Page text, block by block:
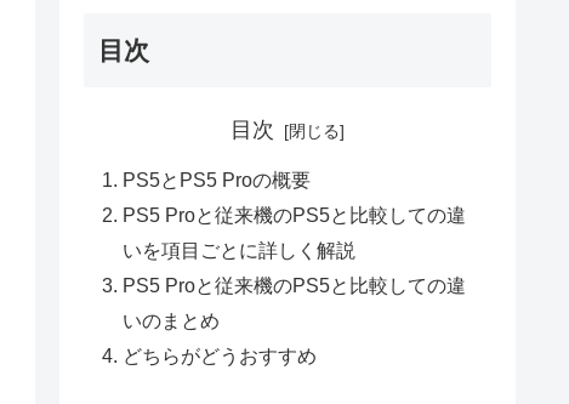
目次
目次
PS5とPS5 Proの概要
PS5 Proと従来機のPS5と比較しての違
いを項目ごとに詳しく解説
PS5 Proと従来機のPS5と比較しての違
いのまとめ
どちらがどうおすすめ